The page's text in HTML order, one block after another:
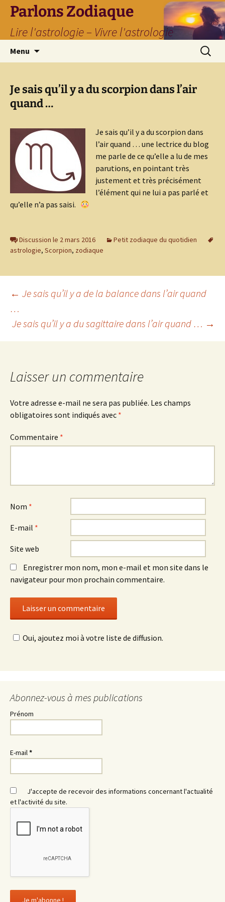
Parlons Zodiaque
Lire l'astrologie – Vivre l'astrologie
Menu
Je sais qu’il y a du scorpion dans l’air
quand …
Je sais qu’il y a du scorpion dans
l’air quand … une lectrice du blog
me parle de ce qu’elle a lu de mes
parutions, en pointant très
justement et très précisément
l’élément qui ne lui a pas parlé et
qu’elle n’a pas saisi.
Discussion le 2 mars 2016
Petit zodiaque du quotidien
astrologie, Scorpion, zodiaque
Navigation
des
← Je sais qu’il y a de la balance dans l’air quand
…
Je sais qu’il y a du sagittaire dans l’air quand … →
Laisser un commentaire
Votre adresse e-mail ne sera pas publiée. Les champs
obligatoires sont indiqués avec *
Commentaire *
Nom *
E-mail *
Site web
Enregistrer mon nom, mon e-mail et mon site dans le
navigateur pour mon prochain commentaire.
Oui, ajoutez moi à votre liste de diffusion.
Abonnez-vous à mes publications
Prénom
E-mail*
J'accepte de recevoir des informations concernant l'actualité
et l'activité du site.